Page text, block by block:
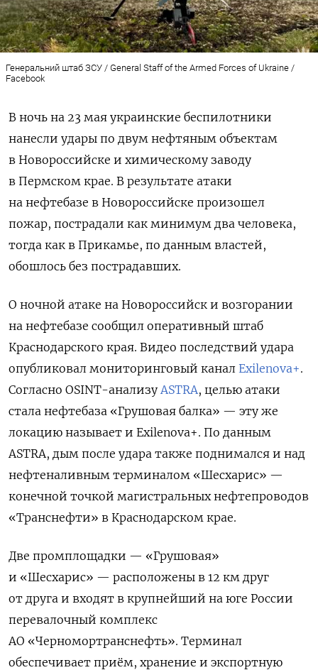
Генеральний штаб ЗСУ / General Staff of the Armed Forces of Ukraine /
Facebook
В ночь на 23 мая украинские беспилотники
нанесли удары по двум нефтяным объектам
в Новороссийске и химическому заводу
в Пермском крае. В результате атаки
на нефтебазе в Новороссийске произошел
пожар, пострадали как минимум два человека,
тогда как в Прикамье, по данным властей,
обошлось без пострадавших.
О ночной атаке на Новороссийск и возгорании
на нефтебазе сообщил оперативный штаб
Краснодарского края. Видео последствий удара
опубликовал мониторинговый канал Exilenova+.
Согласно OSINT-анализу ASTRA, целью атаки
стала нефтебаза «Грушовая балка» — эту же
локацию называет и Exilenova+. По данным
ASTRA, дым после удара также поднимался и над
нефтеналивным терминалом «Шесхарис» —
конечной точкой магистральных нефтепроводов
«Транснефти» в Краснодарском крае.
Две промплощадки — «Грушовая»
и «Шесхарис» — расположены в 12 км друг
от друга и входят в крупнейший на юге России
перевалочный комплекс
АО «Черномортранснефть». Терминал
обеспечивает приём, хранение и экспортную